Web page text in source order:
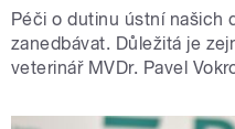
Péči o dutinu ústní našich
zanedbávat. Důležitá je
veterinář MVDr. Pavel